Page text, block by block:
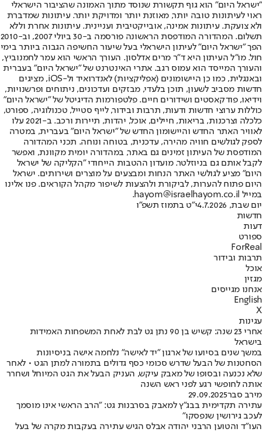
"ישראל היום" הוא גוף תקשורת שנוסד מתוך האמונה שהציבור הישראלי
ראוי לעיתונות טובה יותר, מאוזנת יותר ומדויקת יותר. עיתונות שמדברת
ולא צועקת. עיתונות אמינה, אובייקטיבית ועניינית. עיתונות אחרת וללא
תשלום. המהדורה המודפסת הראשונה פורסמה ב-30 ביולי 2007, וב-2010
הפך "ישראל היום" לעיתון הישראלי בעל שיעור החשיפה הגבוה ביותר בימי
חול. מו"ל העיתון היא ד"ר מרים אדלסון. העורך הראשי הוא עמר לחמנוביץ,
והעורך המייסד הוא עמוס רגב. אתרי האינטרנט של "ישראל היום" בעברית
ובאנגלית, כמו כן היישומונים (אפליקציות) לאנדרואיד ול-iOS, מציגים
חדשות מסביב לשעון, תוכן בלעדי, מבזקים ועדכונים, ניתוחים ופרשנויות,
וידיאו, פודקאסטים ושידורים חיים. פלטפורמות הדיגיטל של "ישראל היום"
כוללות ערוצי חדשות ודעות, תרבות ובידור, לייף סטייל, טכנולוגיה, ספורט,
כלכלה וצרכנות, בריאות, חיילים, אוכל, יהדות, תיירות ורכב. ב-2021 עלו
לאוויר האתר החדש והיישומון החדש של "ישראל היום" בעברית, במטרה
לספק לגולשים חוויה מהירה, עדכנית, בטוחה ונוחה. תכני המהדורה
המודפסת של העיתון זמינים גם באתר, במהדורה יומית מקוונת, ואפשר
לקבל אותם גם בניוזלטר. מועדון ההטבות הייחודי "הקליקה של ישראל
היום" מציע לגולשי האתר הנחות ומבצעים על מוצרים ושירותים. ישראל
היום פתוח להערות, לביקורת ולהצעות לשיפור מקהל הקוראים. פנו אלינו
במייל hayom@israelhayom.co.il.
יום שבת, 4.7.2026
י"ט בתמוז תשפ"ו
חדשות
דעות
ספורט
ForReal
תרבות ובידור
אוכל
מגזין
אנחנו מגייסים
English
X
עגינות
אחרי 23 שנה: קשיש בן 90 נתן גט לבת לאחת המשפחות האמידות
בישראל
במשך שנים בסיועו של ארגון "יד לאישה" נלחמה אישה בניסיונות
הסחטנות של הבעל שדרש סכומי כסף גדולים בתמורה למתן הגט • לאחר
שלא נכנעה ובסופו של מאבק עיקש, העניק הבעל את הגט המיוחל ושחרר
אותה לחופשי רגע לפני ראש השנה
מירב סבר29.09.2025
עתירה תקדימית בבג"ץ למאבק בסרבנות גט: "הרב הראשי אינו מוסמך
לעכב גירושין שנפסקו"
העו"ד והטוען הרבני יהודה אבלס הגיש עתירה בעקבות מקרה של בעל